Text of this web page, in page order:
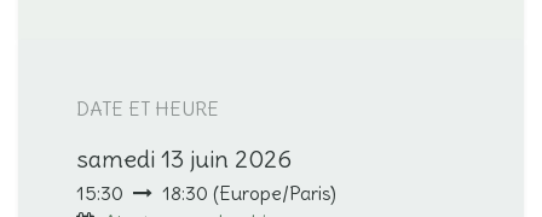
DATE ET HEURE
samedi 13 juin 2026
15:30 18:30 (Europe/Paris)